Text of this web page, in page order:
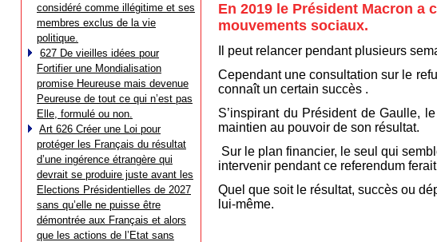
considéré comme illégitime et ses
membres exclus de la vie
politique.
627 De vieilles idées pour
Fortifier une Mondialisation
promise Heureuse mais devenue
Peureuse de tout ce qui n’est pas
Elle, formulé ou non.
Art 626 Créer une Loi pour
protéger les Français du résultat
d’une ingérence étrangère qui
devrait se produire juste avant les
Elections Présidentielles de 2027
sans qu’elle ne puisse être
démontrée aux Français et alors
que les actions de l’Etat sans
En 2019 le Président Macron a
mouvements sociaux.
Il peut relancer pendant plusieurs
Cependant une consultation sur le
connaît un certain succès .
S’inspirant du Président de Gaulle,
maintien au pouvoir de son résultat.
Sur le plan financier, le seul qui
intervenir pendant ce referendum
Quel que soit le résultat, succès ou
lui-même.